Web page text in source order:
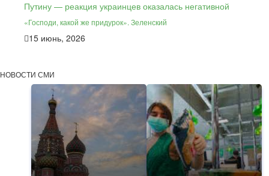
«Господи, какой же придурок». Зеленский
15 июнь, 2026
НОВОСТИ СМИ